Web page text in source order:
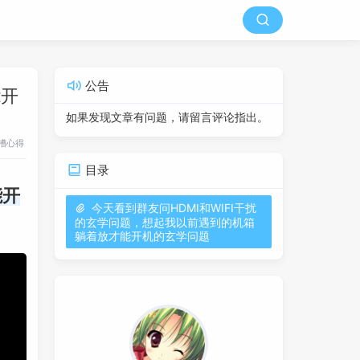
心得
公告
如果发现文章有问题，请留言评论指出。
目录
今天看到群友问HDMI和WIFI干扰
的玄学问题，想起我以前遇到的机箱
躺着放才能开机的玄学问题